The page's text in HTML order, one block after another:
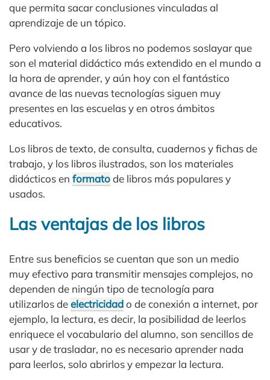
que permita sacar conclusiones vinculadas al
aprendizaje de un tópico.
Pero volviendo a los libros no podemos soslayar que
son el material didáctico más extendido en el mundo a
la hora de aprender, y aún hoy con el fantástico
avance de las nuevas tecnologías siguen muy
presentes en las escuelas y en otros ámbitos
educativos.
Los libros de texto, de consulta, cuadernos y fichas de
trabajo, y los libros ilustrados, son los materiales
didácticos en formatode libros más populares y
usados.
Las ventajas de los libros
Entre sus beneficios se cuentan que son un medio
muy efectivo para transmitir mensajes complejos, no
dependen de ningún tipo de tecnología para
utilizarlos deelectricidado de conexión a internet, por
ejemplo, la lectura, es decir, la posibilidad de leerlos
enriquece el vocabulario del alumno, son sencillos de
usar y de trasladar, no es necesario aprender nada
para leerlos, solo abrirlos y empezar la lectura.